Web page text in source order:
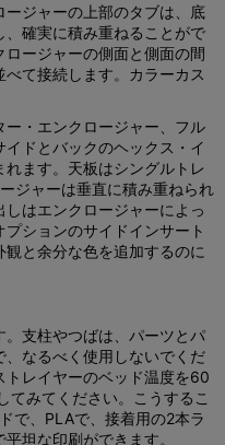
ージャーの上部のタブは、底
確実に積み重ねることがで
ージャーの側面と側面の間
て接続します。カラーカス
・エンクロージャー、フル
ドとバックのヘックス・イ
ます。天板はシングルトレ
ジャーは垂直に積み重ねられ
はエンクロージャーによっ
ションのサイドインサート
と余分な色を追加するのに
支柱やつばは、パーツとパ
なるべく使用しないでくだ
トレイヤーのベッド温度を60
てみてください。こうするこ
で、PLAで、接着用の2本ラ
坦な印刷ができます。